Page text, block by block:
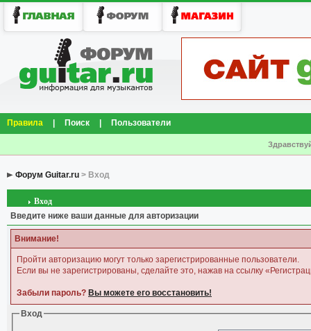
Правила Поиск Пользователи
Форум Guitar.ru > Вход
Вход
Введите ниже ваши данные для авторизации
Внимание!
Пройти авторизацию могут только зарегистрированные пользователи.
Если вы не зарегистрированы, сделайте это, нажав на ссылку
Забыли пароль? Вы можете его восстановить!
Вход